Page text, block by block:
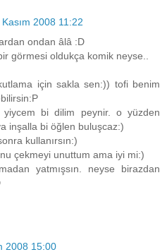
Kasım 2008 11:22
ondan âlâ :D
görmesi oldukça komik neyse..
için sakla sen:)) tofi benim
yiycem bi dilim peynir. o yüzden
inşalla bi öğlen buluşcaz:)
kullanırsın:)
çekmeyi unuttum ama iyi mi:)
yatmışsın. neyse birazdan
2008 15:00